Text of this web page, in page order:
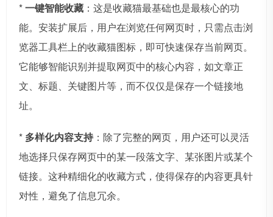
*一键智能收藏 ：这是收藏猫最基础也是最核心的功
能。安装扩展后，用户在浏览任何网页时，只需点击浏
览器工具栏上的收藏猫图标，即可快速保存当前网页。
它能够智能识别并提取网页中的核心内容，如文章正
文、标题、关键图片等，而不仅仅是保存一个链接地
址。
* 多样化内容支持 ：除了完整的网页，用户还可以灵活
地选择只保存网页中的某一段落文字、某张图片或某个
链接。这种精细化的收藏方式，使得保存的内容更具针
对性，避免了信息冗余。